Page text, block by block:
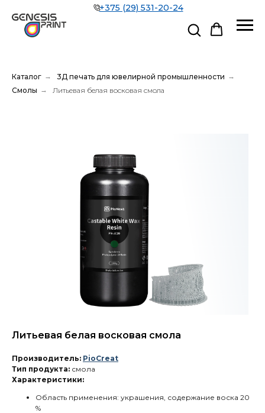
+375 (29) 531-20-24
Каталог → 3Д печать для ювелирной промышленности →
Смолы → Литьевая белая восковая смола
Литьевая белая восковая смола
Производитель: PioCreat
Тип продукта: смола
Характеристики:
Область применения: украшения, содержание воска 20
%